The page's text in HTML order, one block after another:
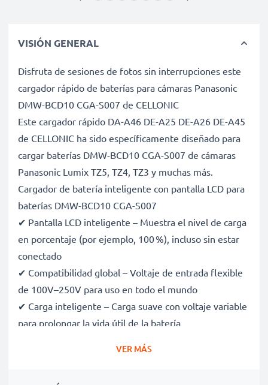
VISIÓN GENERAL
Disfruta de sesiones de fotos sin interrupciones este
cargador rápido de baterías para cámaras Panasonic
DMW-BCD10 CGA-S007 de CELLONIC
Este cargador rápido DA-A46 DE-A25 DE-A26 DE-A45
de CELLONIC ha sido específicamente diseñado para
cargar baterías DMW-BCD10 CGA-S007 de cámaras
Panasonic Lumix TZ5, TZ4, TZ3 y muchas más.
Cargador de batería inteligente con pantalla LCD para
baterías DMW-BCD10 CGA-S007
✔ Pantalla LCD inteligente – Muestra el nivel de carga
en porcentaje (por ejemplo, 100 %), incluso sin estar
conectado
✔ Compatibilidad global – Voltaje de entrada flexible
de 100V–250V para uso en todo el mundo
✔ Carga inteligente – Carga suave con voltaje variable
para prolongar la vida útil de la batería
VER MÁS